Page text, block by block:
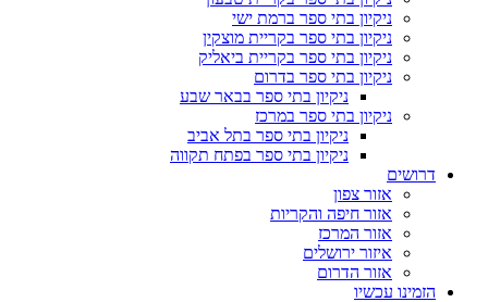
ניקיון בתי ספר ברמת ישי
ניקיון בתי ספר בקריית מוצקין
ניקיון בתי ספר בקריית ביאליק
ניקיון בתי ספר בדרום
ניקיון בתי ספר בבאר שבע
ניקיון בתי ספר במרכז
ניקיון בתי ספר בתל אביב
ניקיון בתי ספר בפתח תקווה
דרושים
אזור צפון
אזור חיפה והקריות
אזור המרכז
איזור ירושלים
אזור הדרום
הזמינו עכשיו